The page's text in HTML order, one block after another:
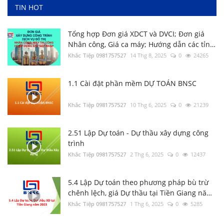
TIN HOT
Tổng hợp Đơn giá XDCT và DVCI; Đơn giá
Nhân công, Giá ca máy; Hướng dẫn các tỉnh
thành
Khắc Tiệp 0981757527 14 Thg 8, 2025 0 24265
1.1 Cài đặt phần mềm DỰ TOÁN BNSC
Khắc Tiệp 0981757527 10 Thg 6, 2025 0 21239
2.51 Lập Dự toán - Dự thầu xây dựng công
trình
Khắc Tiệp 0981757527 2 Thg 6, 2025 0 12437
5.4 Lập Dự toán theo phương pháp bù trừ
chênh lệch, giá Dự thầu tại Tiền Giang năm
2023
Khắc Tiệp 0981757527 1 Thg 6, 2025 0 5285
các tỉnh thành
3.1 Thẩm định file Dự toán BNSC
Bộ Xây dựng: Quyết định 37; 38; 39/QĐ-BXD
Định mức Dịch vụ thoát nước; Dịch vụ cây